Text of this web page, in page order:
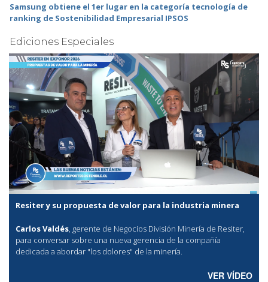
Samsung obtiene el 1er lugar en la categoría tecnología de
ranking de Sostenibilidad Empresarial IPSOS
Ediciones Especiales
Resiter y su propuesta de valor para la industria minera
Carlos Valdés, gerente de Negocios División Minería de Resiter,
para conversar sobre una nueva gerencia de la compañía
dedicada a abordar "los dolores" de la minería.
VER VÍDEO